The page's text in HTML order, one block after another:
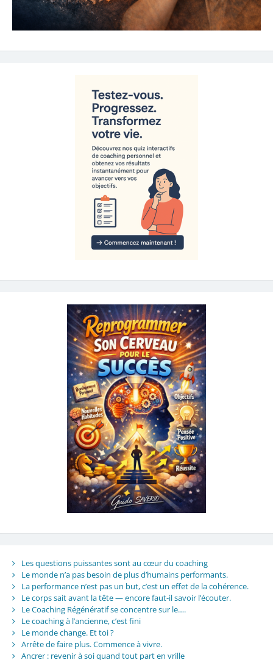
Les questions puissantes sont au cœur du coaching
Le monde n’a pas besoin de plus d’humains performants.
La performance n’est pas un but, c’est un effet de la cohérence.
Le corps sait avant la tête — encore faut-il savoir l’écouter.
Le Coaching Régénératif se concentre sur le….
Le coaching à l’ancienne, c’est fini
Le monde change. Et toi ?
Arrête de faire plus. Commence à vivre.
Ancrer : revenir à soi quand tout part en vrille